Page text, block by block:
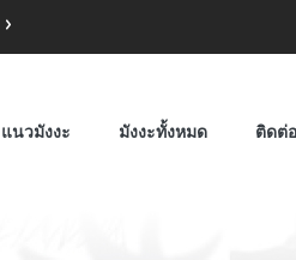
แนวมังงะ มังงะทั้งหมด ติดต่